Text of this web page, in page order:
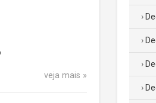
veja mais